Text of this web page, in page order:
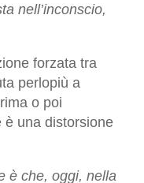
nell’inconscio,
forzata tra
perlopiù a
o poi
è una distorsione
è che, oggi, nella